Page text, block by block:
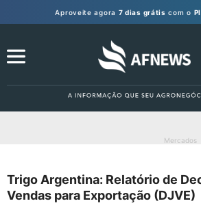
Aproveite agora 7 dias grátis com o
Mercados
Trigo Argentina: Relatório de
Vendas para Exportação (DJVE)